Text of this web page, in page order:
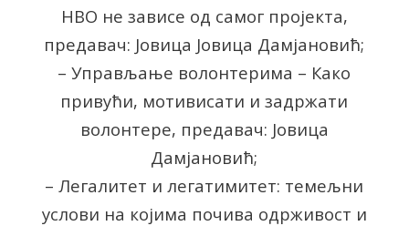
НВО не зависе од самог пројекта,
предавач: Јовица Јовица Дамјановић;
– Управљање волонтерима – Како
привући, мотивисати и задржати
волонтере, предавач: Јовица
Дамјановић;
– Легалитет и легатимитет: темељни
услови на којима почива одрживост и